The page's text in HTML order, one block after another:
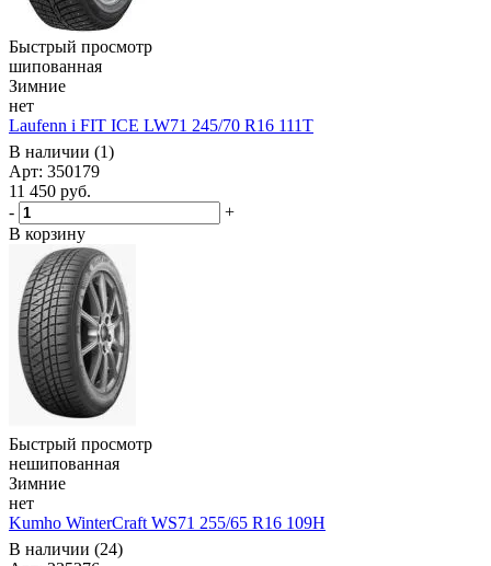
Быстрый просмотр
шипованная
Зимние
нет
Laufenn i FIT ICE LW71 245/70 R16 111T
В наличии (1)
Арт: 350179
11 450 руб.
-
+
В корзину
Быстрый просмотр
нешипованная
Зимние
нет
Kumho WinterCraft WS71 255/65 R16 109H
В наличии (24)